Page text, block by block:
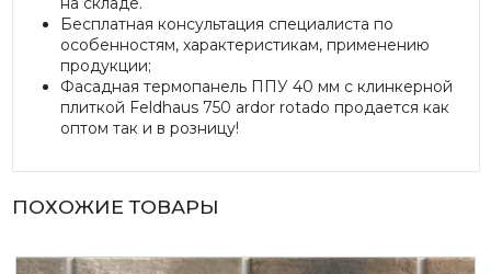
Бесплатная консультация специалиста по
особенностям, характеристикам, применению
продукции;
Фасадная термопанель ППУ 40 мм с клинкерной
плиткой Feldhaus 750 ardor rotado продается как
оптом так и в розницу!
ПОХОЖИЕ ТОВАРЫ